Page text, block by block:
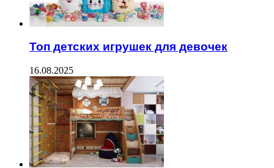
Топ детских игрушек для девочек
16.08.2025